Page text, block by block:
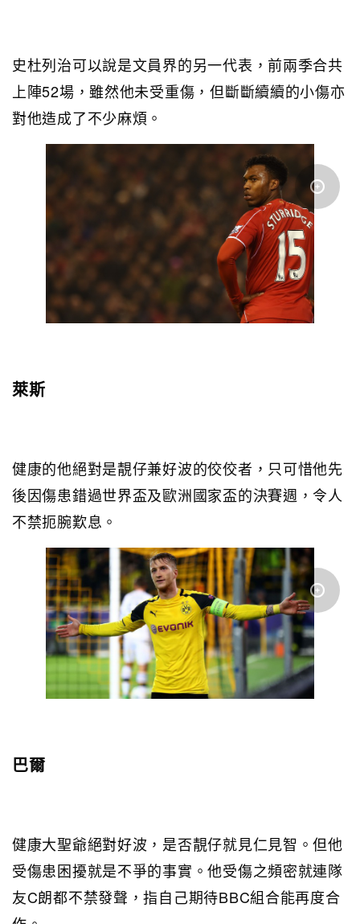
史杜列治可以說是文員界的另一代表，前兩季合共
上陣52場，雖然他未受重傷，但斷斷續續的小傷亦
對他造成了不少麻煩。
萊斯
健康的他絕對是靚仔兼好波的佼佼者，只可惜他先
後因傷患錯過世界盃及歐洲國家盃的決賽週，令人
不禁扼腕歎息。
巴爾
健康大聖爺絕對好波，是否靚仔就見仁見智。但他
受傷患困擾就是不爭的事實。他受傷之頻密就連隊
友C朗都不禁發聲，指自己期待BBC組合能再度合